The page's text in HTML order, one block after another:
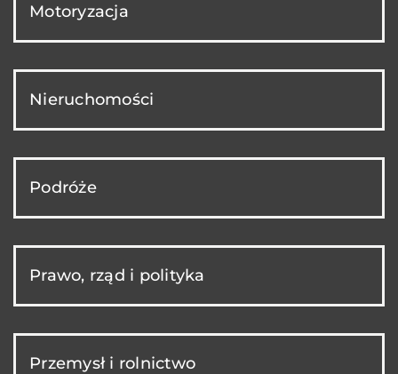
Motoryzacja
Nieruchomości
Podróże
Prawo, rząd i polityka
Przemysł i rolnictwo